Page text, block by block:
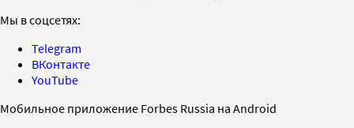
Мы в соцсетях:
Telegram
ВКонтакте
YouTube
Мобильное приложение Forbes Russia на Android